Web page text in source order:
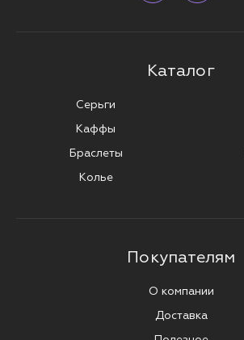
Каталог
Серьги
Каффы
Браслеты
Колье
Покупателям
О компании
Доставка